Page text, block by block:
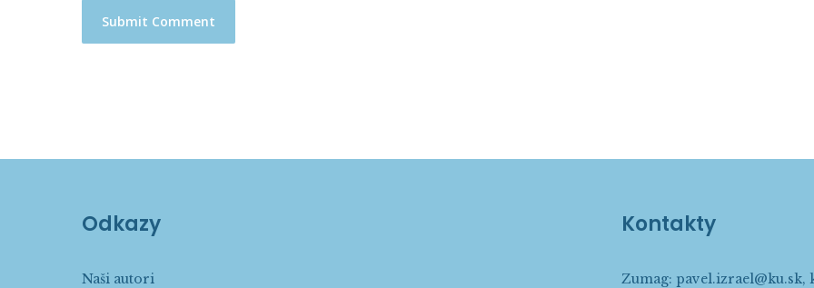
Odkazy
Naši autori
Kontakty
Zumag: pavel.izrael@ku.sk,